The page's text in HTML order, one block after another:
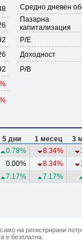
Средно дневен
Пазарна
капитализация
P/E
Доходност
P/B
5 дни 1 месец
3
0.78% 8.34%
0.00% 8.34%
7.17% 7.17%
на регистрирани
е безплатна.